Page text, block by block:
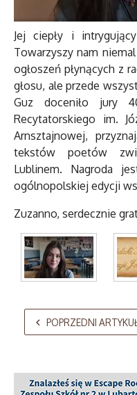
Jej ciepły i
Towarzyszy nam
ogłoszeń płynących z
głosu, ale przede
Guz doceniło jury
Recytatorskiego im.
Arnsztajnowej,
tekstów poetów
Lublinem. Nagroda
ogólnopolskiej edycji
Zuzanno, serdecznie
AdmirorGallery 5.2.0, author/sVasiljevski
POPRZEDNI ARTYKUŁ